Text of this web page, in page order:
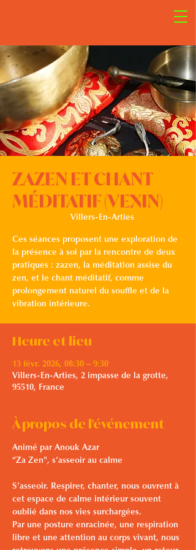
ZAZEN ET CHANT
MÉDITATIF (VEXIN)
Villers-En-Arties
Ces séances proposent une exploration de
la présence à soi par la rencontre de deux
pratiques : zazen, la méditation assise du
zen, et le chant méditatif, comme
prolongement naturel du souffle et de la
vibration intérieure.
Heure et lieu
13 févr. 2026, 08:30 – 9:30
Villers-En-Arties, 2 impasse de la grotte,
95510, France
À propos de l'événement
Animé par Anouk Azar
“Za Zen", s’asseoir au calme
S’asseoir. Respirer, chanter, nous ouvrent à
cet espace de calme intérieur souvent
oublié dans nos vies surchargées.
Par une posture enracinée, une respiration
libre et une attention au corps vivant, nous